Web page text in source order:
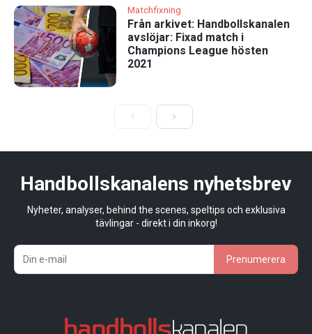
Matchfixning
Från arkivet: Handbollskanalen
avslöjar: Fixad match i
Champions League hösten
2021
Handbollskanalens nyhetsbrev
Nyheter, analyser, behind the scenes, speltips och exklusiva
tävlingar - direkt i din inkorg!
Prenumerera